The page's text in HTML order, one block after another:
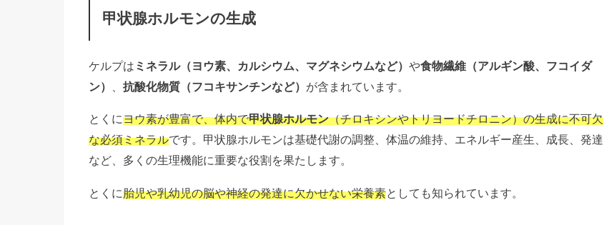
甲状腺ホルモンの生成
ケルプは ミネラル（ヨウ素、カルシウム、マグネシウムなど） や食物繊維（アルギン酸、フコイダ
ン）
抗酸化物質（フコキサンチンなど） が含まれています。
とくにヨウ素が豊富で、体内で甲状腺ホルモン（チロキシンやトリヨードチロニン）の生成に不可欠
な必須ミネラルです。甲状腺ホルモンは基礎代謝の調整、体温の維持、エネルギー産生、成長、発達
など、多くの生理機能に重要な役割を果たします。
とくに胎児や乳幼児の脳や神経の発達に欠かせない栄養素としても知られています。